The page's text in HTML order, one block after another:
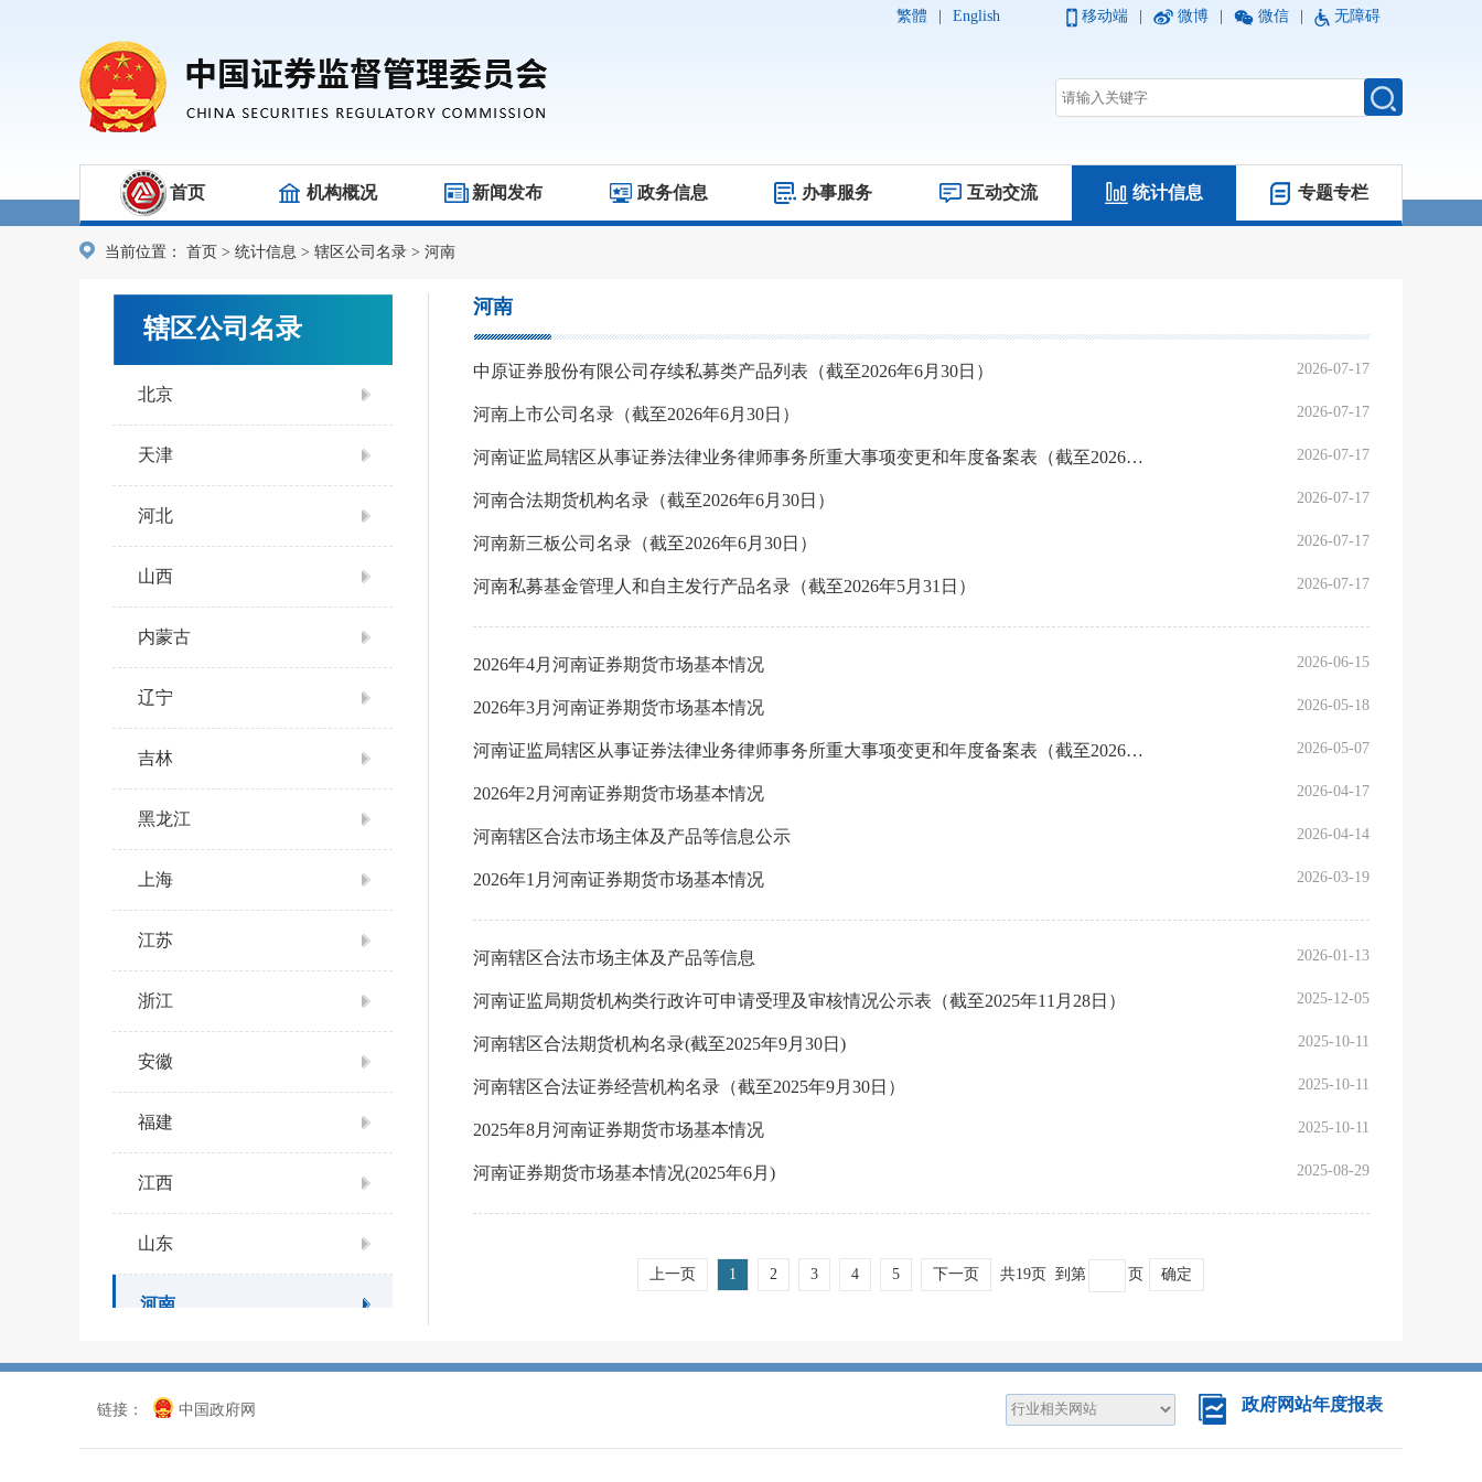
繁體 English 移动端 微博 微信 无障碍
首页 机构概况 新闻发布 政务信息 办事服务 互动交流 统计信息 专题专栏
当前位置： 首页 > 统计信息 > 辖区公司名录 > 河南
辖区公司名录
北京
天津
河北
山西
内蒙古
辽宁
吉林
黑龙江
上海
江苏
浙江
安徽
福建
江西
山东
河南
湖北
河南
中原证券股份有限公司存续私募类产品列表（截至2026年6月30日） 2026-07-17
河南上市公司名录（截至2026年6月30日） 2026-07-17
河南证监局辖区从事证券法律业务律师事务所重大事项变更和年度备案表（截至2026年5月6日) 2026-07-17
河南合法期货机构名录（截至2026年6月30日） 2026-07-17
河南新三板公司名录（截至2026年6月30日） 2026-07-17
河南私募基金管理人和自主发行产品名录（截至2026年5月31日） 2026-07-17
2026年4月河南证券期货市场基本情况 2026-06-15
2026年3月河南证券期货市场基本情况 2026-05-18
河南证监局辖区从事证券法律业务律师事务所重大事项变更和年度备案表（截至2026年5月6日) 2026-05-07
2026年2月河南证券期货市场基本情况 2026-04-17
河南辖区合法市场主体及产品等信息公示 2026-04-14
2026年1月河南证券期货市场基本情况 2026-03-19
河南辖区合法市场主体及产品等信息 2026-01-13
河南证监局期货机构类行政许可申请受理及审核情况公示表（截至2025年11月28日） 2025-12-05
河南辖区合法期货机构名录(截至2025年9月30日) 2025-10-11
河南辖区合法证券经营机构名录（截至2025年9月30日） 2025-10-11
2025年8月河南证券期货市场基本情况 2025-10-11
河南证券期货市场基本情况(2025年6月) 2025-08-29
上一页 1 2 3 4 5 下一页 共19页 到第 页 确定
链接： 中国政府网 政府网站年度报表